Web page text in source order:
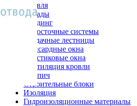
Кровля
Фасады
Сайдинг
Водосточные системы
Чердачные лестницы
Мансардные окна
Пластиковые окна
Вентиляция кровли
Кирпич
Строительные блоки
Изоляция
Гидроизоляционные материалы